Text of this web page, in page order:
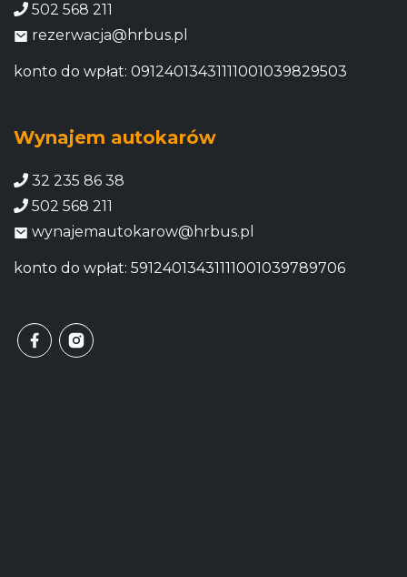
502 568 211
rezerwacja@hrbus.pl
konto do wpłat: 09124013431111001039829503
Wynajem autokarów
32 235 86 38
502 568 211
wynajemautokarow@hrbus.pl
konto do wpłat: 59124013431111001039789706